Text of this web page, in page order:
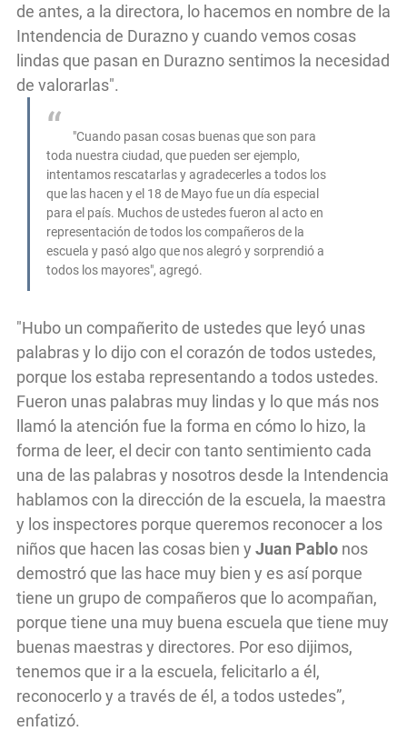
de antes, a la directora, lo hacemos en nombre de la
Intendencia de Durazno y cuando vemos cosas
lindas que pasan en Durazno sentimos la necesidad
de valorarlas".
"Cuando pasan cosas buenas que son para
toda nuestra ciudad, que pueden ser ejemplo,
intentamos rescatarlas y agradecerles a todos los
que las hacen y el 18 de Mayo fue un día especial
para el país. Muchos de ustedes fueron al acto en
representación de todos los compañeros de la
escuela y pasó algo que nos alegró y sorprendió a
todos los mayores", agregó.
"Hubo un compañerito de ustedes que leyó unas
palabras y lo dijo con el corazón de todos ustedes,
porque los estaba representando a todos ustedes.
Fueron unas palabras muy lindas y lo que más nos
llamó la atención fue la forma en cómo lo hizo, la
forma de leer, el decir con tanto sentimiento cada
una de las palabras y nosotros desde la Intendencia
hablamos con la dirección de la escuela, la maestra
y los inspectores porque queremos reconocer a los
niños que hacen las cosas bien y Juan Pablo nos
demostró que las hace muy bien y es así porque
tiene un grupo de compañeros que lo acompañan,
porque tiene una muy buena escuela que tiene muy
buenas maestras y directores. Por eso dijimos,
tenemos que ir a la escuela, felicitarlo a él,
reconocerlo y a través de él, a todos ustedes”,
enfatizó.